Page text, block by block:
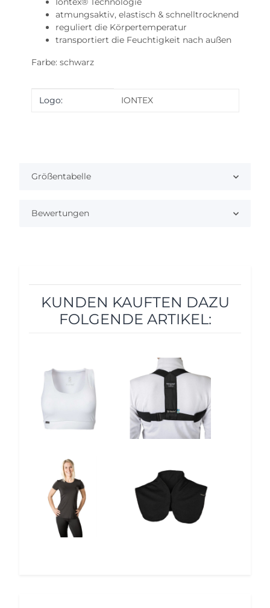
atmungsaktiv, elastisch & schnelltrocknend
reguliert die Körpertemperatur
transportiert die Feuchtigkeit nach außen
Farbe: schwarz
Produkteigenschaft
Wert
Logo: IONTEX
Größentabelle
Bewertungen
KUNDEN KAUFTEN DAZU
FOLGENDE ARTIKEL:
12%